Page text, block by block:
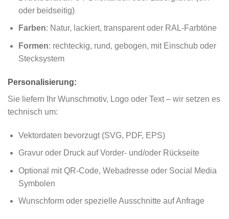
oder beidseitig)
Farben: Natur, lackiert, transparent oder RAL-Farbtöne
Formen: rechteckig, rund, gebogen, mit Einschub oder
Stecksystem
Personalisierung:
Sie liefern Ihr Wunschmotiv, Logo oder Text – wir setzen es
technisch um:
Vektordaten bevorzugt (SVG, PDF, EPS)
Gravur oder Druck auf Vorder- und/oder Rückseite
Optional mit QR-Code, Webadresse oder Social Media
Symbolen
Wunschform oder spezielle Ausschnitte auf Anfrage